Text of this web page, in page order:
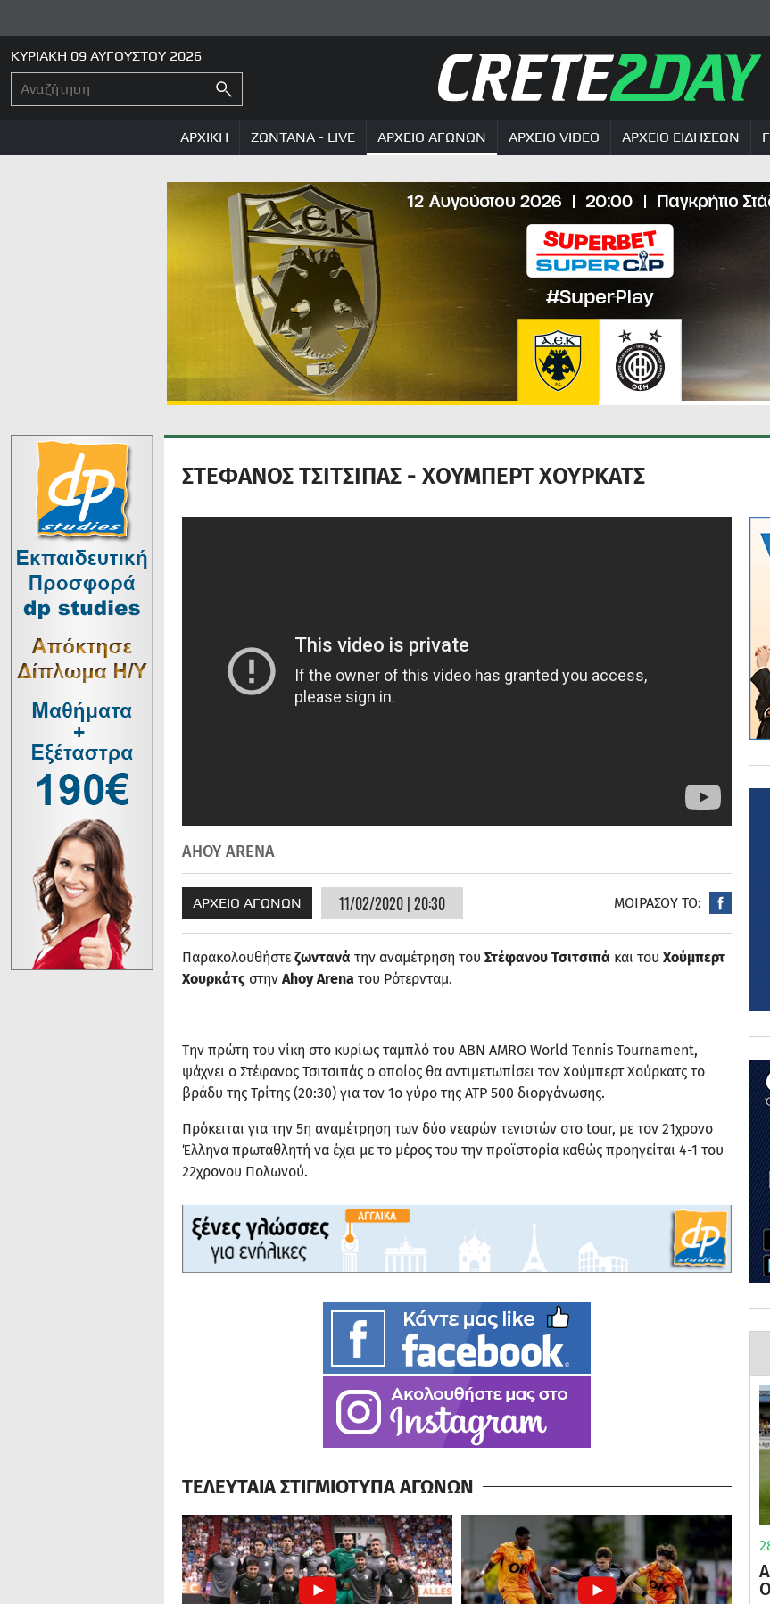
ΚΥΡΙΑΚΗ 09 ΑΥΓΟΥΣΤΟΥ 2026
ΑΡΧΙΚΗ ΖΩΝΤΑΝΑ - LIVE ΑΡΧΕΙΟ ΑΓΩΝΩΝ ΑΡΧΕΙΟ VIDEO ΑΡΧΕΙΟ ΕΙΔΗΣΕΩΝ
ΣΤΕΦΑΝΟΣ ΤΣΙΤΣΙΠΑΣ - ΧΟΥΜΠΕΡΤ ΧΟΥΡΚΑΤΣ
AHOY ARENA
ΑΡΧΕΙΟ ΑΓΩΝΩΝ 11/02/2020 | 20:30 ΜΟΙΡΑΣΟΥ ΤΟ:
Παρακολουθήστε ζωντανά την αναμέτρηση του Στέφανου Τσιτσιπά και του Χούμπερτ
Χουρκάτς στην Ahoy Arena του Ρότερνταμ.
Την πρώτη του νίκη στο κυρίως ταμπλό του ABN AMRO World Tennis Tournament,
ψάχνει ο Στέφανος Τσιτσιπάς ο οποίος θα αντιμετωπίσει τον Χούμπερτ Χούρκατς το
βράδυ της Τρίτης (20:30) για τον 1ο γύρο της ATP 500 διοργάνωσης.
Πρόκειται για την 5η αναμέτρηση των δύο νεαρών τενιστών στο tour, με τον 21χρονο
Έλληνα πρωταθλητή να έχει με το μέρος του την προϊστορία καθώς προηγείται 4-1 του
22χρονου Πολωνού.
ΤΕΛΕΥΤΑΙΑ ΣΤΙΓΜΙΟΤΥΠΑ ΑΓΩΝΩΝ